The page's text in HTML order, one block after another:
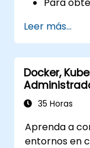
https://
Leer más...
Docker,
35 Horas
Aprenda a
entornos en